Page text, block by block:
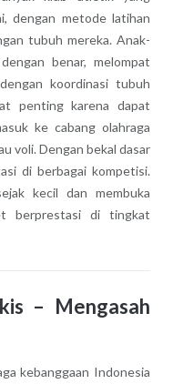
dengan metode latihan
tubuh mereka. Anak-
benar, melompat
koordinasi tubuh
penting karena dapat
ke cabang olahraga
voli. Dengan bekal dasar
di berbagai kompetisi.
kecil dan membuka
berprestasi di tingkat
– Mengasah
kebanggaan Indonesia